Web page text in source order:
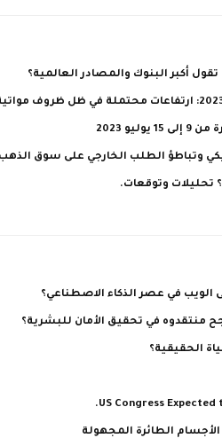
2023
وتباطؤ الطلب الخارجي على سوق
وتوقعات.
الويب في عصر الذكاء الاصطناعي؟
منتقدوه في تحقيق الأمان للبشرية؟
US Congress Expected